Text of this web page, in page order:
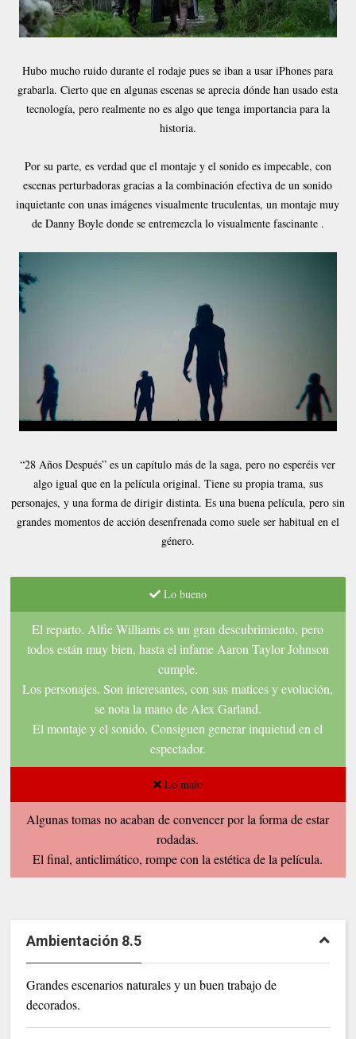
Hubo mucho ruido durante el rodaje pues se iban a usar iPhones para
grabarla. Cierto que en algunas escenas se aprecia dónde han usado esta
tecnología, pero realmente no es algo que tenga importancia para la
historia.
Por su parte, es verdad que el montaje y el sonido es impecable, con
escenas perturbadoras gracias a la combinación efectiva de un sonido
inquietante con unas imágenes visualmente truculentas, un montaje muy
de Danny Boyle donde se entremezcla lo visualmente fascinante .
“28 Años Después” es un capítulo más de la saga, pero no esperéis ver
algo igual que en la película original. Tiene su propia trama, sus
personajes, y una forma de dirigir distinta. Es una buena película, pero sin
grandes momentos de acción desenfrenada como suele ser habitual en el
género.
Lo bueno
El reparto. Alfie Williams es un gran descubrimiento, pero
todos están muy bien, hasta el infame Aaron Taylor Johnson
cumple.
Los personajes. Son interesantes, con sus matices y evolución,
se nota la mano de Alex Garland.
El montaje y el sonido. Consiguen generar inquietud en el
espectador.
Lo malo
Algunas tomas no acaban de convencer por la forma de estar
rodadas.
El final, anticlimático, rompe con la estética de la película.
Ambientación 8.5
Grandes escenarios naturales y un buen trabajo de
decorados.